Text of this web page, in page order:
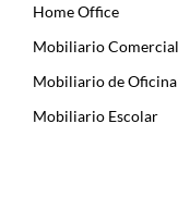
Home Office
Mobiliario Comercial
Mobiliario de Oficina
Mobiliario Escolar